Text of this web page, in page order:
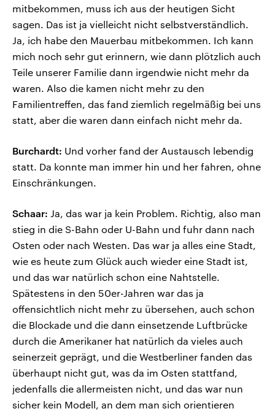
mitbekommen, muss ich aus der heutigen Sicht
sagen. Das ist ja vielleicht nicht selbstverständlich.
Ja, ich habe den Mauerbau mitbekommen. Ich kann
mich noch sehr gut erinnern, wie dann plötzlich auch
Teile unserer Familie dann irgendwie nicht mehr da
waren. Also die kamen nicht mehr zu den
Familientreffen, das fand ziemlich regelmäßig bei uns
statt, aber die waren dann einfach nicht mehr da.
Burchardt: Und vorher fand der Austausch lebendig
statt. Da konnte man immer hin und her fahren, ohne
Einschränkungen.
Schaar: Ja, das war ja kein Problem. Richtig, also man
stieg in die S-Bahn oder U-Bahn und fuhr dann nach
Osten oder nach Westen. Das war ja alles eine Stadt,
wie es heute zum Glück auch wieder eine Stadt ist,
und das war natürlich schon eine Nahtstelle.
Spätestens in den 50er-Jahren war das ja
offensichtlich nicht mehr zu übersehen, auch schon
die Blockade und die dann einsetzende Luftbrücke
durch die Amerikaner hat natürlich da vieles auch
seinerzeit geprägt, und die Westberliner fanden das
überhaupt nicht gut, was da im Osten stattfand,
jedenfalls die allermeisten nicht, und das war nun
sicher kein Modell, an dem man sich orientieren